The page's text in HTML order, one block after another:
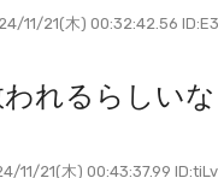
11/21(木) 00:32:42.56
れるらしいな
11/21(木) 00:43:37.99